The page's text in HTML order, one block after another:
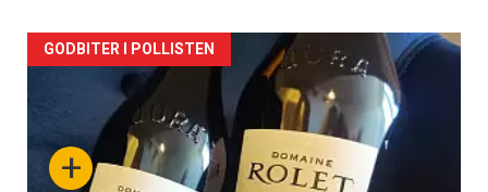
Forsiden
akkurat
nå+
GODBITER I POLLISTEN